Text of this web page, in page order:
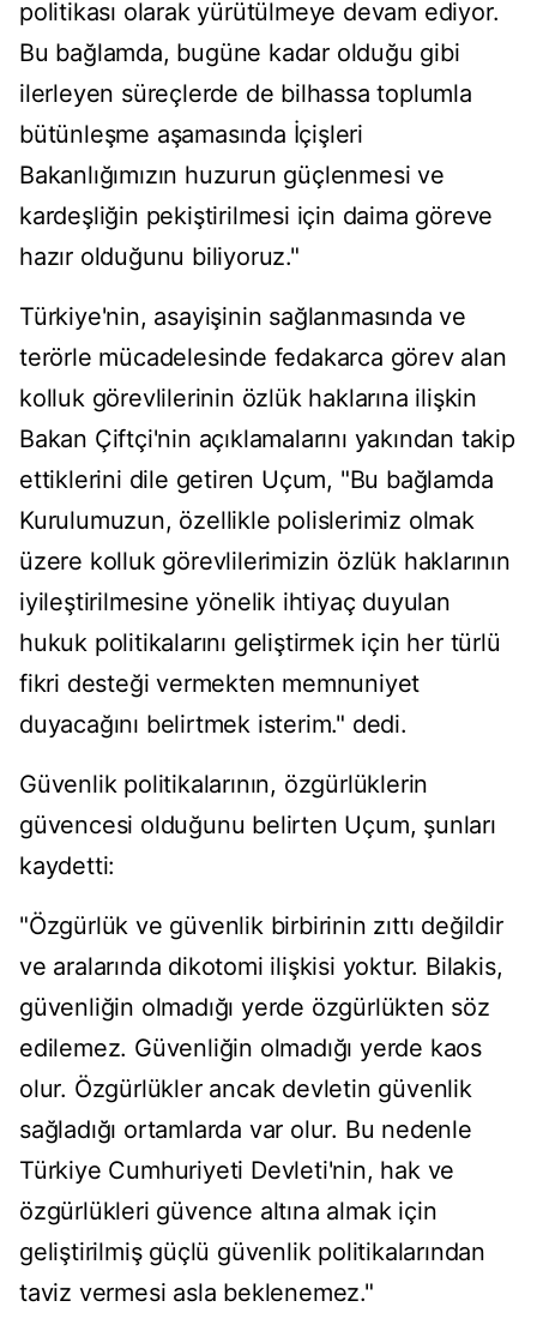
politikası olarak yürütülmeye devam ediyor.
Bu bağlamda, bugüne kadar olduğu gibi
ilerleyen süreçlerde de bilhassa toplumla
bütünleşme aşamasında İçişleri
Bakanlığımızın huzurun güçlenmesi ve
kardeşliğin pekiştirilmesi için daima göreve
hazır olduğunu biliyoruz."
Türkiye'nin, asayişinin sağlanmasında ve
terörle mücadelesinde fedakarca görev alan
kolluk görevlilerinin özlük haklarına ilişkin
Bakan Çiftçi'nin açıklamalarını yakından takip
ettiklerini dile getiren Uçum, "Bu bağlamda
Kurulumuzun, özellikle polislerimiz olmak
üzere kolluk görevlilerimizin özlük haklarının
iyileştirilmesine yönelik ihtiyaç duyulan
hukuk politikalarını geliştirmek için her türlü
fikri desteği vermekten memnuniyet
duyacağını belirtmek isterim." dedi.
Güvenlik politikalarının, özgürlüklerin
güvencesi olduğunu belirten Uçum, şunları
kaydetti:
"Özgürlük ve güvenlik birbirinin zıttı değildir
ve aralarında dikotomi ilişkisi yoktur. Bilakis,
güvenliğin olmadığı yerde özgürlükten söz
edilemez. Güvenliğin olmadığı yerde kaos
olur. Özgürlükler ancak devletin güvenlik
sağladığı ortamlarda var olur. Bu nedenle
Türkiye Cumhuriyeti Devleti'nin, hak ve
özgürlükleri güvence altına almak için
geliştirilmiş güçlü güvenlik politikalarından
taviz vermesi asla beklenemez."